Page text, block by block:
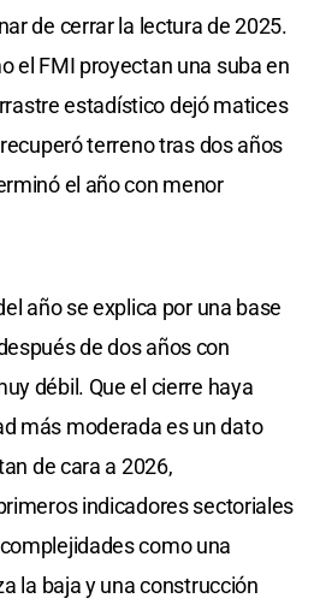
de cerrar la lectura de 2025.
el FMI proyectan una suba en
estadístico dejó matices
terreno tras dos años
el año con menor
año se explica por una base
de dos años con
débil. Que el cierre haya
más moderada es un dato
de cara a 2026,
indicadores sectoriales
como una
la baja y una construcción